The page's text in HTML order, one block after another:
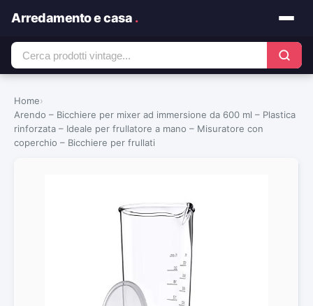
Arredamento e casa .
Home›
Arendo – Bicchiere per mixer ad immersione da 600 ml – Plastica
rinforzata – Ideale per frullatore a mano – Misuratore con
coperchio – Bicchiere per frullati